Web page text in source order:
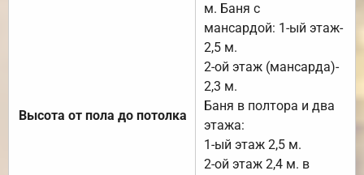
Высота от пола до потолка
м. Баня с
мансардой: 1-ый этаж-
2,5 м.
2-ой этаж (мансарда)-
2,3 м.
Баня в полтора и два
этажа:
1-ый этаж 2,5 м.
2-ой этаж 2,4 м. в